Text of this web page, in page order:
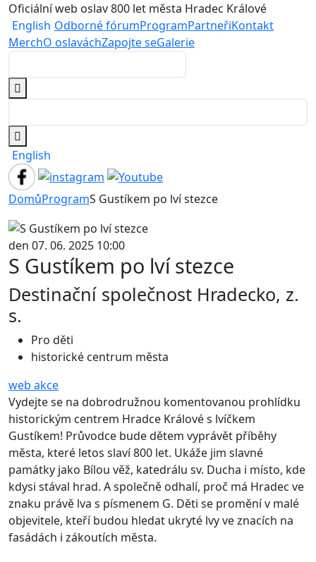
Oficiální web oslav 800 let města Hradec Králové
English Odborné fórumProgramPartneřiKontakt
MerchO oslaváchZapojte seGalerie
English
DomůProgramS Gustíkem po lví stezce
den 07. 06. 2025 10:00
S Gustíkem po lví stezce
Destinační společnost Hradecko, z.
s.
Pro děti
historické centrum města
web akce
Vydejte se na dobrodružnou komentovanou prohlídku
historickým centrem Hradce Králové s lvíčkem
Gustíkem! Průvodce bude dětem vyprávět příběhy
města, které letos slaví 800 let. Ukáže jim slavné
památky jako Bílou věž, katedrálu sv. Ducha i místo, kde
kdysi stával hrad. A společně odhalí, proč má Hradec ve
znaku právě lva s písmenem G. Děti se promění v malé
objevitele, kteří budou hledat ukryté lvy ve znacích na
fasádách i zákoutích města.